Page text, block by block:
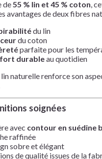
de55 % lin et 45 % coton,
avantages de deux fibres
du lin
du coton
parfaite pour les
durableau quotidien
lin naturelle renforce son
soignées
avec contour en suédine
raffinée
sobre et élégant
de qualité issues de la